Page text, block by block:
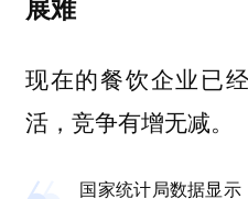
现在的餐饮企业已
活，竞争有增无减。
国家统计局数据显